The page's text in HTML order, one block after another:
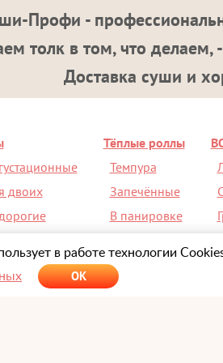
Профи -
толк в том, что делаем,
Доставка суши и
Тёплые роллы
Темпура
двоих Запечённые
В панировке
в работе технологии
OK